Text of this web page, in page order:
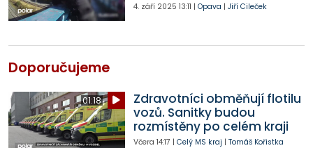
4. září 2025 13:11 | Opava | Jiří Cileček
Doporučujeme
01:18
Zdravotníci obměňují flotilu
vozů. Sanitky budou
rozmístěny po celém kraji
Včera 14:17 | Celý MS kraj | Tomáš Kořistka